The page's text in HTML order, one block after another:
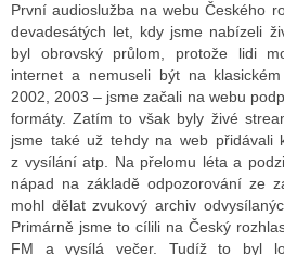
První audioslužba na webu Českého
devadesátých let, kdy jsme nabízeli
byl obrovský průlom, protože lidi
internet a nemuseli být na
2002, 2003 – jsme začali na webu
formáty. Zatím to však byly živé
jsme také už tehdy na web přidávali
z vysílání atp. Na přelomu léta a
nápad na základě odpozorování ze
mohl dělat zvukový archiv
Primárně jsme to cílili na Český
FM a vysílá večer. Tudíž to byl